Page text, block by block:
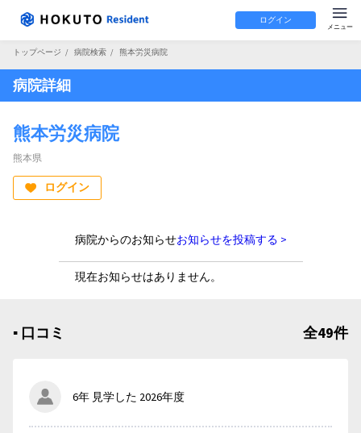
ログイン
トップページ / 病院検索 / 熊本労災病院
病院詳細
熊本労災病院
熊本県
ログイン
病院からのお知らせお知らせを投稿する >
現在お知らせはありません。
▪︎ 口コミ 全49件
6年 見学した 2026年度